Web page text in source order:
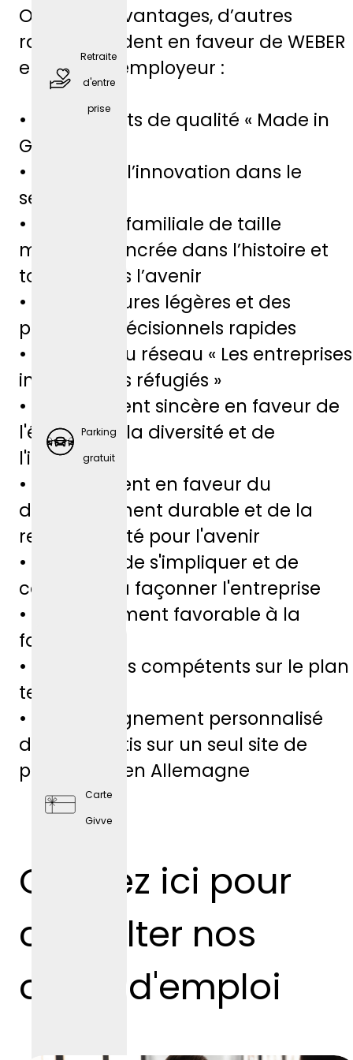
on en
Retraite
d'entre
prise
Parking
gratuit
Carte
Givve
Outre ces avantages, d’autres
raisons plaident en faveur de WEBER
en tant qu’employeur :
• Des produits de qualité « Made in
Germany »
• Leader de l’innovation dans le
secteur
• Entreprise familiale de taille
moyenne, ancrée dans l’histoire et
tournée vers l’avenir
• Des structures légères et des
processus décisionnels rapides
• Membre du réseau « Les entreprises
intègrent les réfugiés »
• Engagement sincère en faveur de
l'égalité, de la diversité et de
l'inclusion
• Engagement en faveur du
développement durable et de la
responsabilité pour l'avenir
• Possibilité de s'impliquer et de
contribuer à façonner l'entreprise
• Environnement favorable à la
famille
• Formateurs compétents sur le plan
technique
• Accompagnement personnalisé
des apprentis sur un seul site de
production en Allemagne
Cliquez ici pour
consulter nos
offres d'emploi